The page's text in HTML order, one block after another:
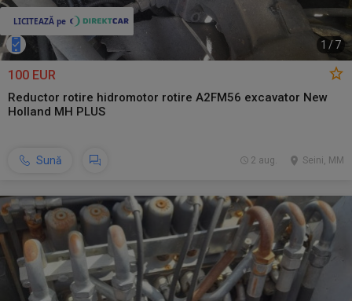
1 /7
100 EUR
Reductor rotire hidromotor rotire A2FM56 excavator New
Holland MH PLUS
Sună Seini, MM
2 aug.